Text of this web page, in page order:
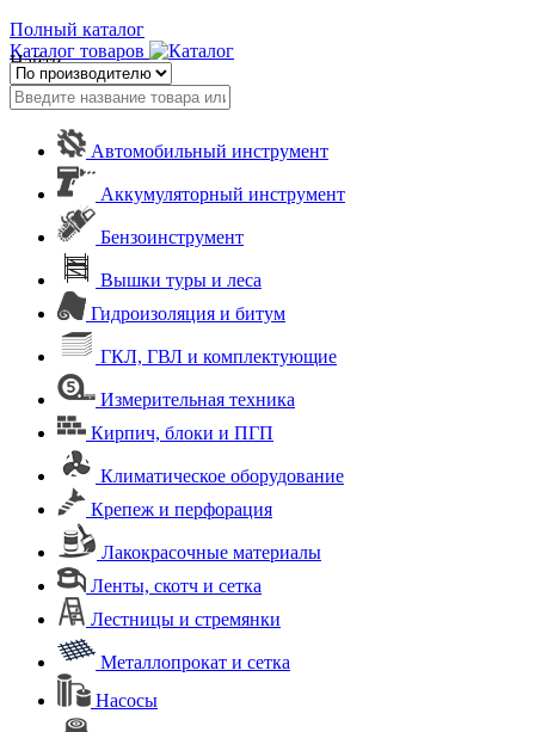
Полный каталог
Каталог товаров
Найти
Автомобильный инструмент
Аккумуляторный инструмент
Бензоинструмент
Вышки туры и леса
Гидроизоляция и битум
ГКЛ, ГВЛ и комплектующие
Измерительная техника
Кирпич, блоки и ПГП
Климатическое оборудование
Крепеж и перфорация
Лакокрасочные материалы
Ленты, скотч и сетка
Лестницы и стремянки
Металлопрокат и сетка
Насосы